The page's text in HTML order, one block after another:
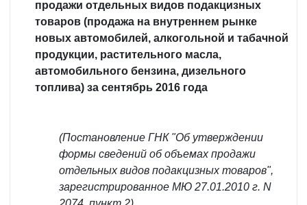
продажи отдельных видов подакцизных
товаров (продажа на внутреннем рынке
новых автомобилей, алкогольной и табачной
продукции, растительного масла,
автомобильного бензина, дизельного
топлива) за сентябрь 2016 года
(Постановление ГНК "Об утверждении
формы сведений об объемах продажи
отдельных видов подакцизных товаров",
зарегистрированное МЮ 27.01.2010 г. N